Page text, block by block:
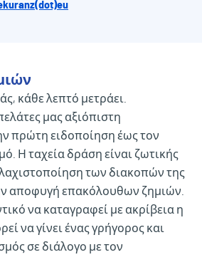
κάθε λεπτό μετράει.
μας αξιόπιστη
πρώτη ειδοποίηση έως τον
Η ταχεία δράση είναι ζωτικής
των διακοπών της
αποφυγή επακόλουθων ζημιών.
να καταγραφεί με ακρίβεια η
να γίνει ένας γρήγορος και
σε διάλογο με τον